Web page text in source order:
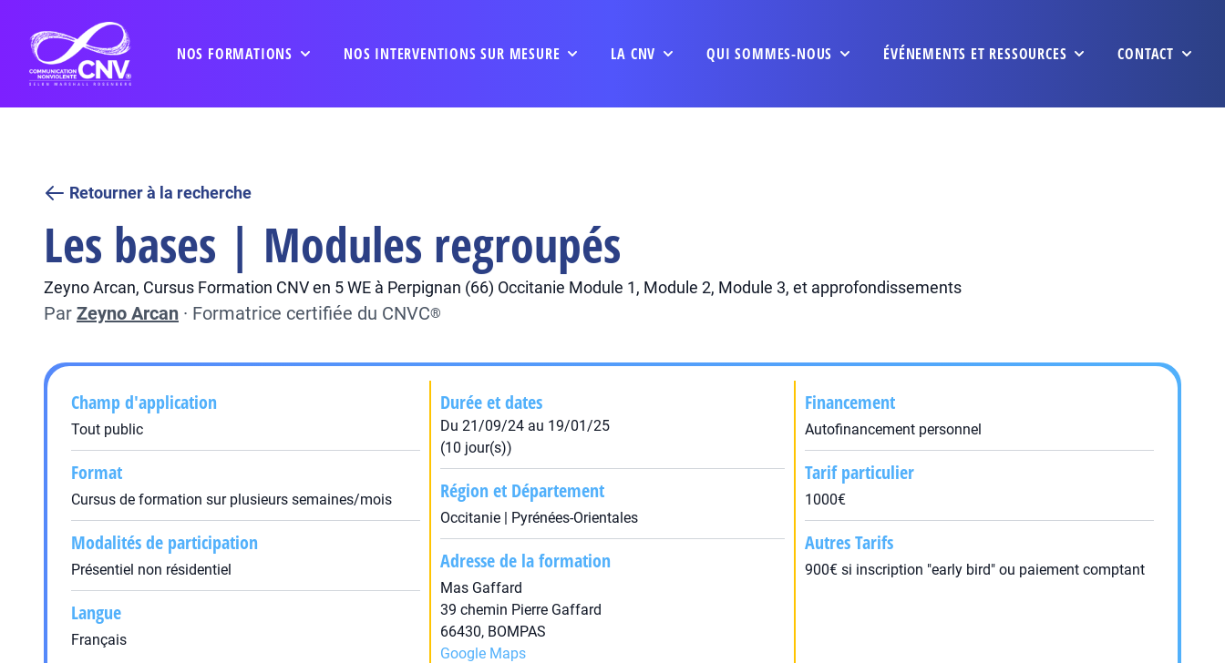
NOS FORMATIONS NOS INTERVENTIONS SUR MESURE LA CNV QUI SOMMES-NOUS ÉVÉNEMENTS ET RESSOURCES CONTACT
Retourner à la recherche
Les bases | Modules regroupés
Zeyno Arcan, Cursus Formation CNV en 5 WE à Perpignan (66) Occitanie Module 1, Module 2, Module 3, et approfondissements
Par Zeyno Arcan · Formatrice certifiée du CNVC®
Champ d'application
Tout public
Format
Cursus de formation sur plusieurs semaines/mois
Modalités de participation
Présentiel non résidentiel
Langue
Français
Durée et dates
Du 21/09/24 au 19/01/25
(10 jour(s))
Région et Département
Occitanie | Pyrénées-Orientales
Adresse de la formation
Mas Gaffard
39 chemin Pierre Gaffard
66430, BOMPAS
Google Maps
Financement
Autofinancement personnel
Tarif particulier
1000€
Autres Tarifs
900€ si inscription "early bird" ou paiement comptant